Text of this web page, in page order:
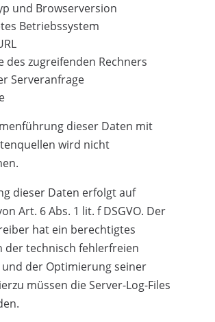
und Browserversion
Betriebssystem
des zugreifenden Rechners
Serveranfrage
dieser Daten mit
wird nicht
dieser Daten erfolgt auf
Art. 6 Abs. 1 lit. f DSGVO. Der
hat ein berechtigtes
der technisch fehlerfreien
der Optimierung seiner
müssen die Server-Log-Files